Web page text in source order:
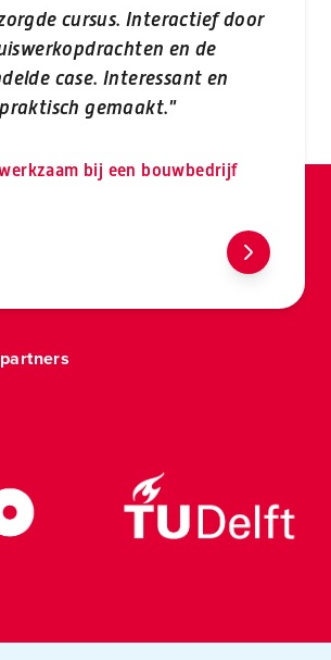
cursus. Interactief door
en de
case. Interessant en
praktisch gemaakt."
bij een bouwbedrijf
partners